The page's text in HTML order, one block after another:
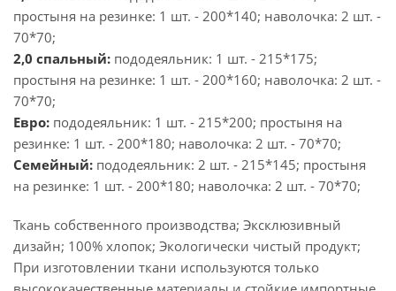
простыня на резинке: 1 шт. - 200*140; наволочка: 2 шт. -
70*70;
2,0 спальный: пододеяльник: 1 шт. - 215*175;
простыня на резинке: 1 шт. - 200*160; наволочка: 2 шт. -
70*70;
Евро: пододеяльник: 1 шт. - 215*200; простыня на
резинке: 1 шт. - 200*180; наволочка: 2 шт. - 70*70;
Семейный: пододеяльник: 2 шт. - 215*145; простыня
на резинке: 1 шт. - 200*180; наволочка: 2 шт. - 70*70;
Ткань собственного производства; Эксклюзивный
дизайн; 100% хлопок; Экологически чистый продукт;
При изготовлении ткани используются только